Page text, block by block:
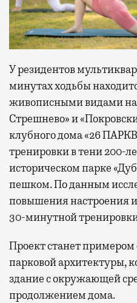
У резидентов
минутах ходьбы
живописными видами на
Стрешнево» и
клубного дома «26
тренировки в тени 200-
историческом парке
пешком. По данным
повышения настроения
30-минутной
Проект станет
парковой архитектуры,
здание с окружающей
продолжением дома.